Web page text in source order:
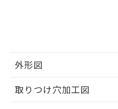
外形図
取りつけ穴加工図
および当社の共同
※当社の共同利用
の共同利用に関し
とができます。
EU RoHS指令（10物質